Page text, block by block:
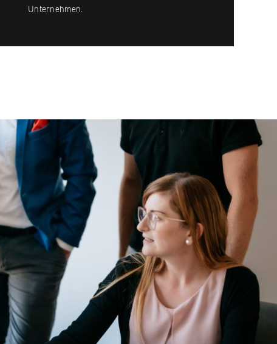
Unternehmen.